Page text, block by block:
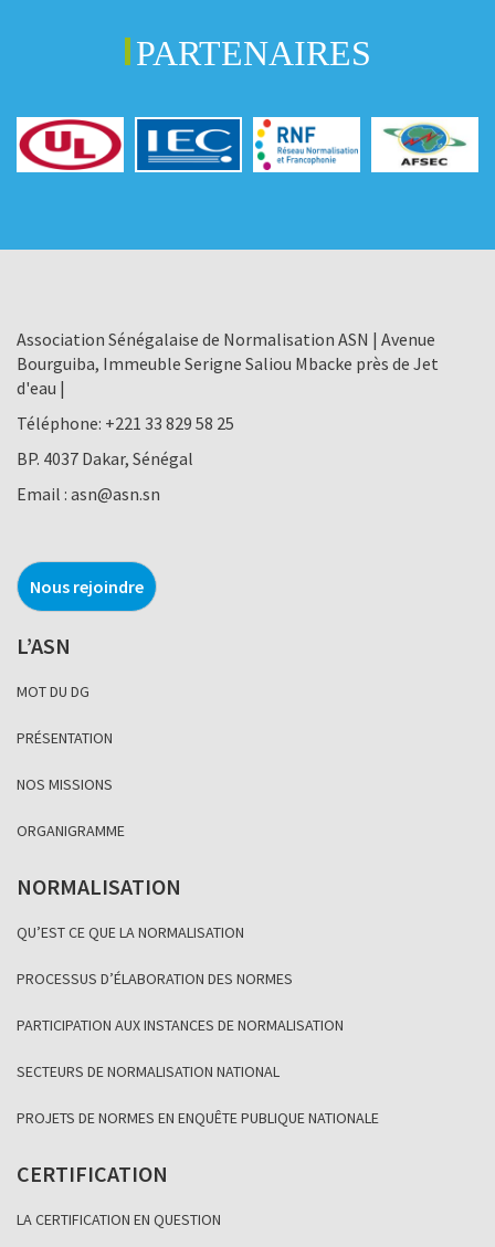
PARTENAIRES
Association Sénégalaise de Normalisation ASN | Avenue
Bourguiba, Immeuble Serigne Saliou Mbacke près de Jet
d'eau |
Téléphone: +221 33 829 58 25
BP. 4037 Dakar, Sénégal
Email : asn@asn.sn
Nous rejoindre
L’ASN
MOT DU DG
PRÉSENTATION
NOS MISSIONS
ORGANIGRAMME
NORMALISATION
QU’EST CE QUE LA NORMALISATION
PROCESSUS D’ÉLABORATION DES NORMES
PARTICIPATION AUX INSTANCES DE NORMALISATION
SECTEURS DE NORMALISATION NATIONAL
PROJETS DE NORMES EN ENQUÊTE PUBLIQUE NATIONALE
CERTIFICATION
LA CERTIFICATION EN QUESTION